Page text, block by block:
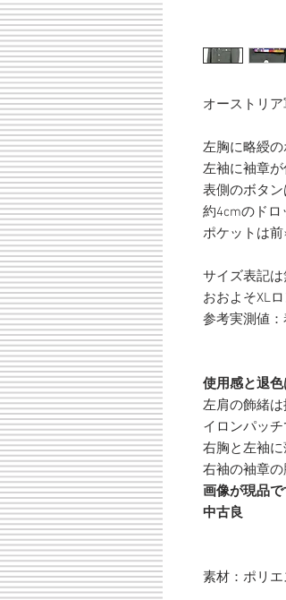
オーストリア
左胸に略綬の
左袖に袖章が
表側のボタン
約4cmのドロ
ポケットは前
サイズ表記は
おおよそXL
参考実測値
使用感と退
左肩の飾緒
イロンパッ
右胸と左袖
右袖の袖章
画像が現品で
中古良
素材：ポリ